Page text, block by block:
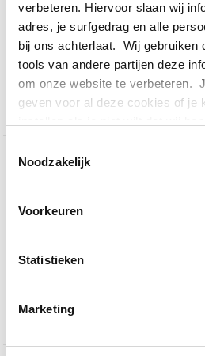
verbeteren. Hiervoor slaan wij
adres, je surfgedrag en alle
bij ons achterlaat. Wij gebruiken
tools van andere partijen deze
om onze website te verbeteren.
geven voor al deze cookies of je
partijen waarmee wij
Noodzakelijk
Voorkeuren
Statistieken
Marketing
25th februari 2015
Standard
0
Iedereen denkt
maar we
dat wel kan.”
inkoper van ...
Read more
productie van
erts zit onder